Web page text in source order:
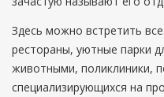
Здесь можно встретить
рестораны, уютные парки
животными, поликлиники,
специализирующихся на